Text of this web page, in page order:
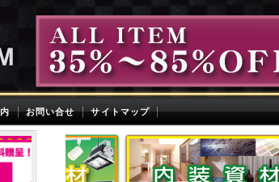
お問い合せ サイトマップ